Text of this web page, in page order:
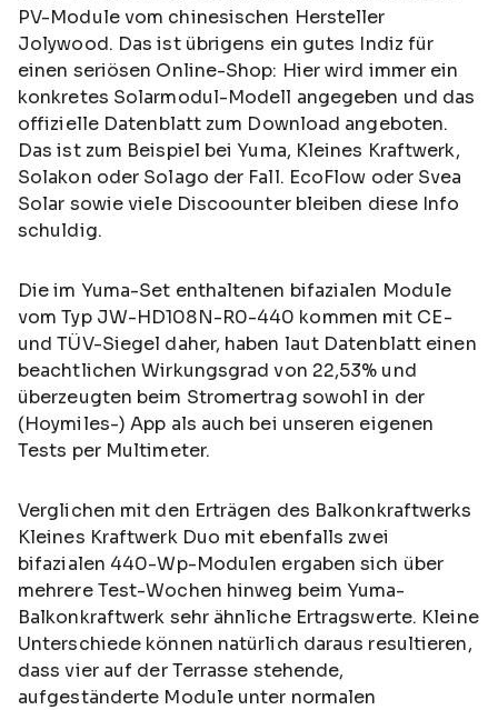
PV-Module vom chinesischen Hersteller
Jolywood. Das ist übrigens ein gutes Indiz für
einen seriösen Online-Shop: Hier wird immer ein
konkretes Solarmodul-Modell angegeben und das
offizielle Datenblatt zum Download angeboten.
Das ist zum Beispiel bei Yuma, Kleines Kraftwerk,
Solakon oder Solago der Fall. EcoFlow oder Svea
Solar sowie viele Discoounter bleiben diese Info
schuldig.
Die im Yuma-Set enthaltenen bifazialen Module
vom Typ JW-HD108N-R0-440 kommen mit CE-
und TÜV-Siegel daher, haben laut Datenblatt einen
beachtlichen Wirkungsgrad von 22,53% und
überzeugten beim Stromertrag sowohl in der
(Hoymiles-) App als auch bei unseren eigenen
Tests per Multimeter.
Verglichen mit den Erträgen des Balkonkraftwerks
Kleines Kraftwerk Duo mit ebenfalls zwei
bifazialen 440-Wp-Modulen ergaben sich über
mehrere Test-Wochen hinweg beim Yuma-
Balkonkraftwerk sehr ähnliche Ertragswerte. Kleine
Unterschiede können natürlich daraus resultieren,
dass vier auf der Terrasse stehende,
aufgeständerte Module unter normalen